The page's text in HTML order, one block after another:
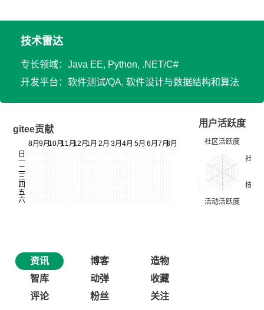
技术雷达
专长领域：Java EE, Python, .NET/C#
开发平台：软件测试/QA, 软件设计与数据结构和算法
gitee贡献
用户活跃度
资讯 博客
造物
智库
动弹
收藏
评论
粉丝 关注